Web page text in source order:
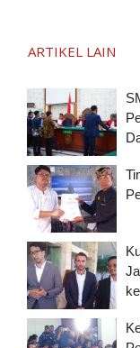
ARTIKEL LAIN